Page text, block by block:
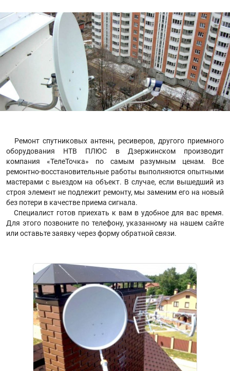
Ремонт спутниковых антенн, ресиверов, другого приемного
оборудования НТВ ПЛЮС в Дзержинском производит
компания «ТелеТочка» по самым разумным ценам. Все
ремонтно-восстановительные работы выполняются опытными
мастерами с выездом на объект. В случае, если вышедший из
строя элемент не подлежит ремонту, мы заменим его на новый
без потери в качестве приема сигнала.
Специалист готов приехать к вам в удобное для вас время.
Для этого позвоните по телефону, указанному на нашем сайте
или оставьте заявку через форму обратной связи.